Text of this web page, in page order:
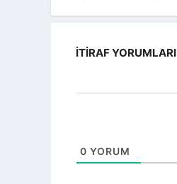
İTIRAF YORUMLARI
0 YORUM